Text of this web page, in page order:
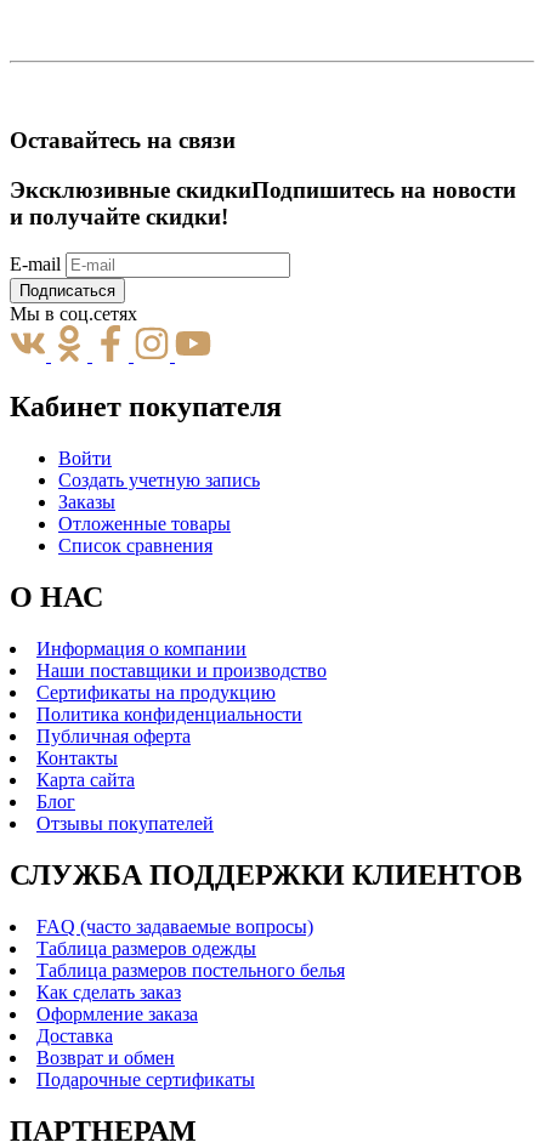
Оставайтесь на связи
Эксклюзивные скидкиПодпишитесь на новости
и получайте скидки!
E-mail
Подписаться
Мы в соц.сетях
Кабинет покупателя
Войти
Создать учетную запись
Заказы
Отложенные товары
Список сравнения
О НАС
Информация о компании
Наши поставщики и производство
Сертификаты на продукцию
Политика конфиденциальности
Публичная оферта
Контакты
Карта сайта
Блог
Отзывы покупателей
СЛУЖБА ПОДДЕРЖКИ КЛИЕНТОВ
FAQ (часто задаваемые вопросы)
Таблица размеров одежды
Таблица размеров постельного белья
Как сделать заказ
Оформление заказа
Доставка
Возврат и обмен
Подарочные сертификаты
ПАРТНЕРАМ